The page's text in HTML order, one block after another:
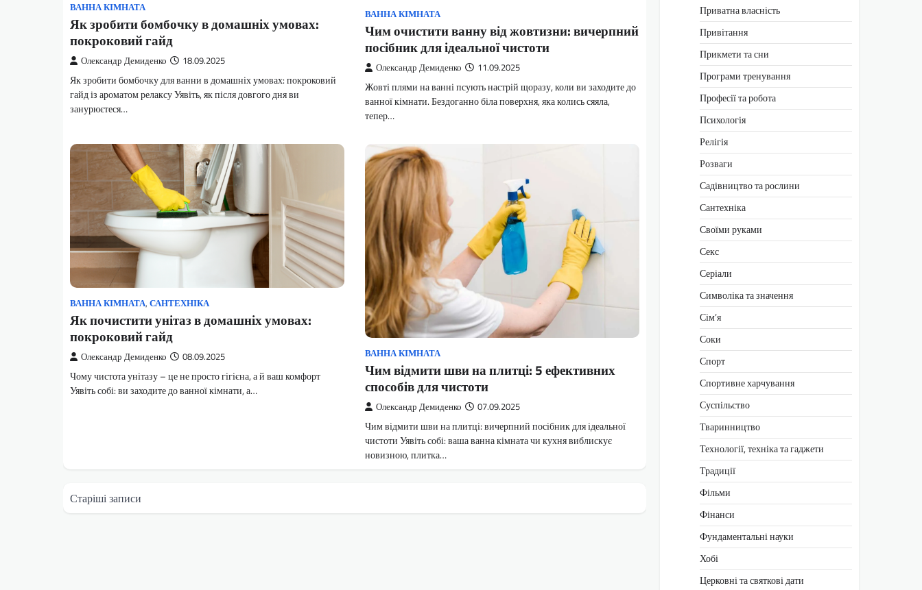
ВАННА КІМНАТА
Як зробити бомбочку в домашніх умовах:
покроковий гайд
Олександр Демиденко 18.09.2025
Як зробити бомбочку для ванни в домашніх умовах: покроковий
гайд із ароматом релаксу Уявіть, як після довгого дня ви
занурюєтеся…
ВАННА КІМНАТА
Чим очистити ванну від жовтизни: вичерпний
посібник для ідеальної чистоти
Олександр Демиденко 11.09.2025
Жовті плями на ванні псують настрій щоразу, коли ви заходите до
ванної кімнати. Бездоганно біла поверхня, яка колись сяяла,
тепер…
ВАННА КІМНАТА, САНТЕХНІКА
Як почистити унітаз в домашніх умовах:
покроковий гайд
Олександр Демиденко 08.09.2025
Чому чистота унітазу – це не просто гігієна, а й ваш комфорт
Уявіть собі: ви заходите до ванної кімнати, а…
ВАННА КІМНАТА
Чим відмити шви на плитці: 5 ефективних
способів для чистоти
Олександр Демиденко 07.09.2025
Чим відмити шви на плитці: вичерпний посібник для ідеальної
чистоти Уявіть собі: ваша ванна кімната чи кухня виблискує
новизною, плитка…
Навігація
за
Старіші записи
Приватна власність
Привітання
Прикмети та сни
Програми тренування
Професії та робота
Психологія
Релігія
Розваги
Садівництво та рослини
Сантехніка
Своїми руками
Секс
Серіали
Символіка та значення
Сім’я
Соки
Спорт
Спортивне харчування
Суспільство
Тваринництво
Технології, техніка та гаджети
Традиції
Фільми
Фінанси
Фундаментальні науки
Хобі
Церковні та святкові дати